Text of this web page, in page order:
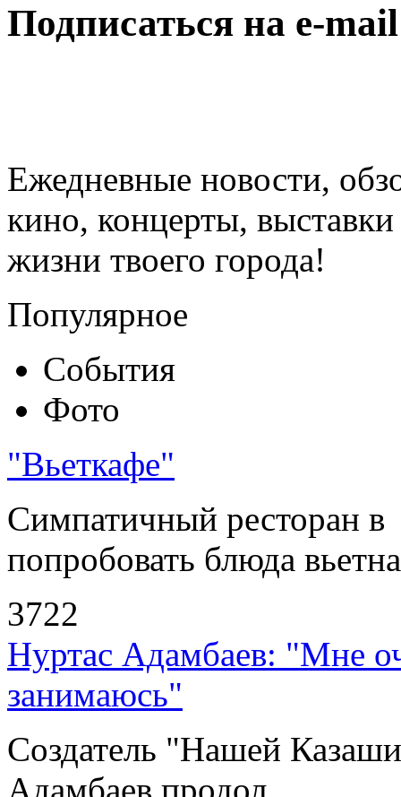
Подписаться на e-
Ежедневные новости,
кино, концерты,
жизни твоего города!
Популярное
События
Фото
"Вьеткафе"
Симпатичный ресторан
попробовать блюда
3722
Нуртас Адамбаев: "Мне
занимаюсь"
Создатель "Нашей